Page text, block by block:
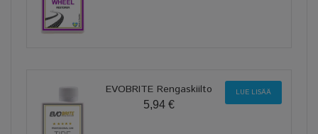
EVOBRITE Rengaskiilto
5,94 €
LUE LISÄÄ